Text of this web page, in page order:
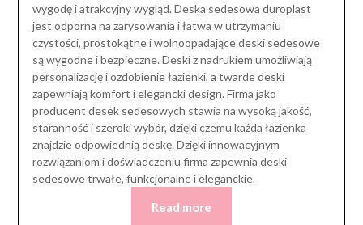
wygodę i atrakcyjny wygląd. Deska sedesowa duroplast
jest odporna na zarysowania i łatwa w utrzymaniu
czystości, prostokątne i wolnoopadające deski sedesowe
są wygodne i bezpieczne. Deski z nadrukiem umożliwiają
personalizację i ozdobienie łazienki, a twarde deski
zapewniają komfort i elegancki design. Firma jako
producent desek sedesowych stawia na wysoką jakość,
staranność i szeroki wybór, dzięki czemu każda łazienka
znajdzie odpowiednią deskę. Dzięki innowacyjnym
rozwiązaniom i doświadczeniu firma zapewnia deski
sedesowe trwałe, funkcjonalne i eleganckie.
Read more